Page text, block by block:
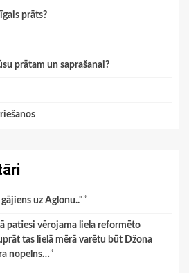
prāts?
prātam un saprašanai?
uz Aglonu.."”
patiesi vērojama liela reformēto
tas lielā mērā varētu būt Džona
nopelns…”